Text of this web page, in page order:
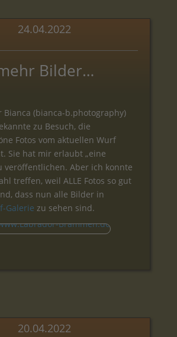
24.04.2022
Bilder…
Bianca (bianca-b.photography)
zu Besuch, die
Fotos vom aktuellen Wurf
Sie hat mir erlaubt „eine
veröffentlichen. Aber ich konnte
treffen, weil ALLE Fotos so gut
dass nun alle Bilder in
Galerie zu sehen sind.
20.04.2022